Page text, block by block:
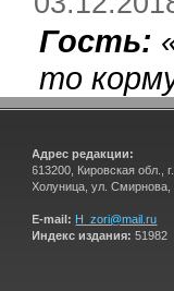
Гость:
то
Адрес редакции:
613200, Кировская обл.,
Холуница, ул. Смирнова,
E-mail: H_zori@mail.ru
Индекс издания: 51982